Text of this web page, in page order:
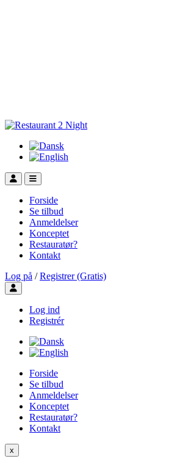
Forside
Se tilbud
Anmeldelser
Konceptet
Restauratør?
Kontakt
Log på / Registrer (Gratis)
Toggle user menu
Log ind
Registrér
Forside
Se tilbud
Anmeldelser
Konceptet
Restauratør?
Kontakt
x